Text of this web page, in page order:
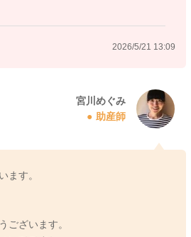
2026/5/21 13:09
宮川めぐみ
助産師
ます。
ございます。